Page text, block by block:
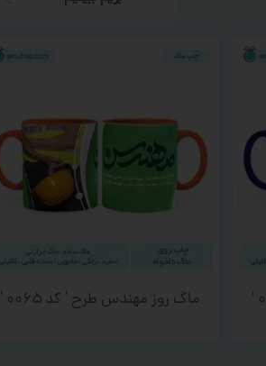
ماگ روز مهندس طرح ‘ کد ۰۰۶۵ ‘